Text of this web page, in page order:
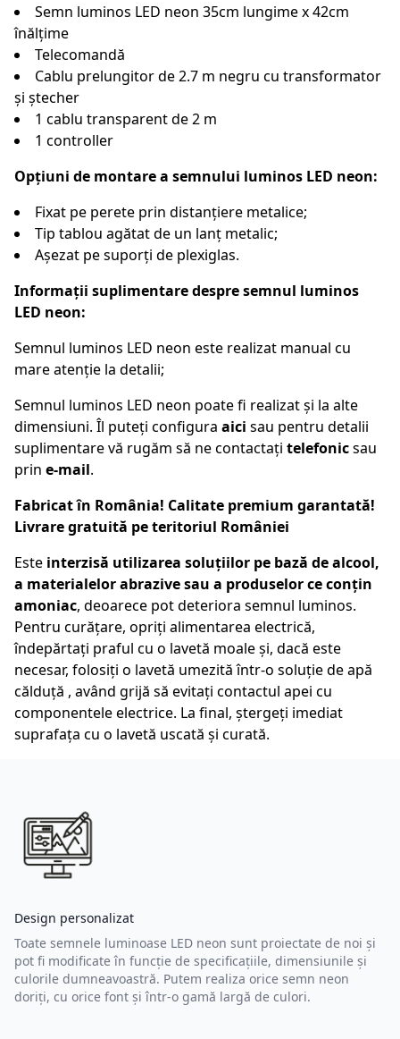
Semn luminos LED neon 35cm lungime x 42cm
înălțime
Telecomandă
Cablu prelungitor de 2.7 m negru cu transformator
și ștecher
1 cablu transparent de 2 m
1 controller
Opțiuni de montare a semnului luminos LED neon:
Fixat pe perete prin distanțiere metalice;
Tip tablou agătat de un lanț metalic;
Așezat pe suporți de plexiglas.
Informații suplimentare despre semnul luminos
LED neon:
Semnul luminos LED neon este realizat manual cu
mare atenție la detalii;
Semnul luminos LED neon poate fi realizat și la alte
dimensiuni. Îl puteți configura aici sau pentru detalii
suplimentare vă rugăm să ne contactați telefonicsau
prin e-mail.
Fabricat în România! Calitate premium garantată!
Livrare gratuită pe teritoriul României
Este interzisă utilizarea soluțiilor pe bază de alcool,
a materialelor abrazive sau a produselor ce conțin
amoniac, deoarece pot deteriora semnul luminos.
Pentru curățare, opriți alimentarea electrică,
îndepărtați praful cu o lavetă moale și, dacă este
necesar, folosiți o lavetă umezită într-o soluție de apă
călduță , având grijă să evitați contactul apei cu
componentele electrice. La final, ștergeți imediat
suprafața cu o lavetă uscată și curată.
Design personalizat
Toate semnele luminoase LED neon sunt proiectate de noi și
pot fi modificate în funcție de specificațiile, dimensiunile și
culorile dumneavoastră. Putem realiza orice semn neon
doriți, cu orice font și într-o gamă largă de culori.